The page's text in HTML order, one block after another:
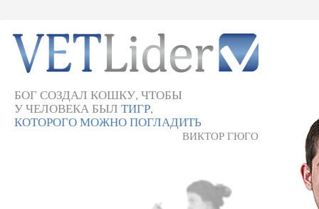
БОГ СОЗДАЛ КОШКУ, ЧТОБЫ
У ЧЕЛОВЕКА БЫЛТИГР,
КОТОРОГО МОЖНО ПОГЛАДИТЬ
ВИКТОР ГЮГО